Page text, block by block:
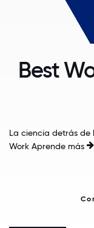
Best
La ciencia detrás de
Work Aprende más